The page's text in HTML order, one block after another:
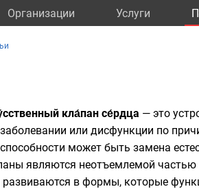
Организации Услуги
кла́пан се́рдца — это
или дисфункции по
может быть замена
являются неотъемлемой
развиваются в формы, которые